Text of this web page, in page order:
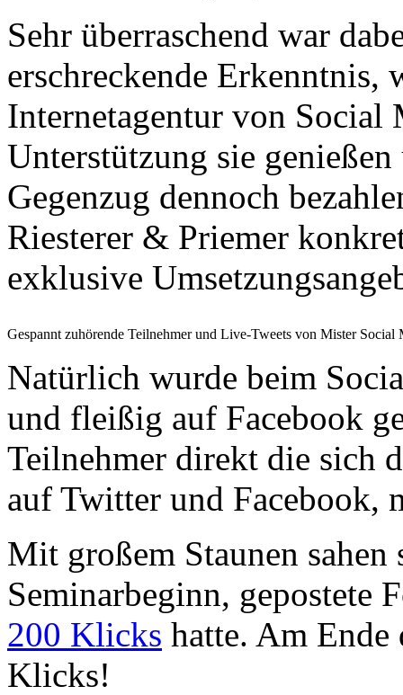
Sehr überraschend war
erschreckende Erkenntnis,
Internetagentur von Social
Unterstützung sie
Gegenzug dennoch
Riesterer & Priemer
exklusive
Gespannt zuhörende Teilnehmer und Live-Tweets von Mister Social
Natürlich wurde beim
und fleißig auf Facebook
Teilnehmer direkt die sich
auf Twitter und Facebook,
Mit großem Staunen sahen
Seminarbeginn, gepostete
200 Klicks hatte. Am Ende
Klicks!